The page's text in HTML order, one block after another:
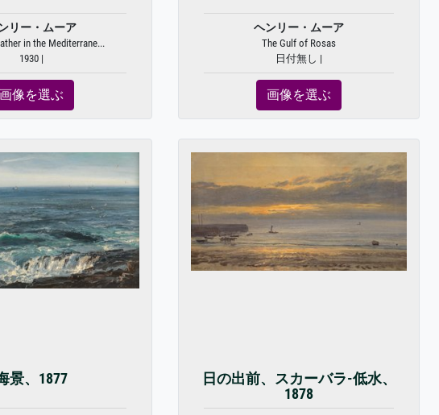
リー・ムーア
in the Mediterrane...
1930 |
画像を選ぶ
ヘンリー・ムーア
The Gulf of Rosas
日付無し |
画像を選ぶ
景、1877
日の出前、スカーバラ-低水、
1878